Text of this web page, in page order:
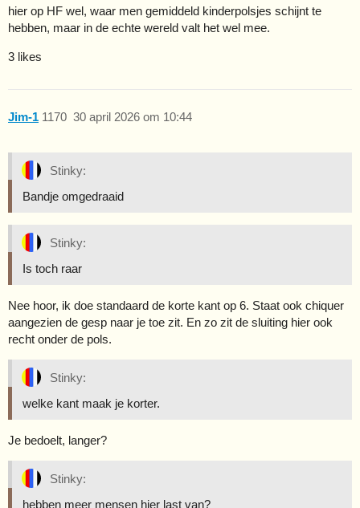
hier op HF wel, waar men gemiddeld kinderpolsjes schijnt te
hebben, maar in de echte wereld valt het wel mee.
3 likes
Jim-1 30 april 2026 om 10:44
1170
Stinky:
Bandje omgedraaid
Stinky:
Is toch raar
Nee hoor, ik doe standaard de korte kant op 6. Staat ook chiquer
aangezien de gesp naar je toe zit. En zo zit de sluiting hier ook
recht onder de pols.
Stinky:
welke kant maak je korter.
Je bedoelt, langer?
Stinky:
hebben meer mensen hier last van?